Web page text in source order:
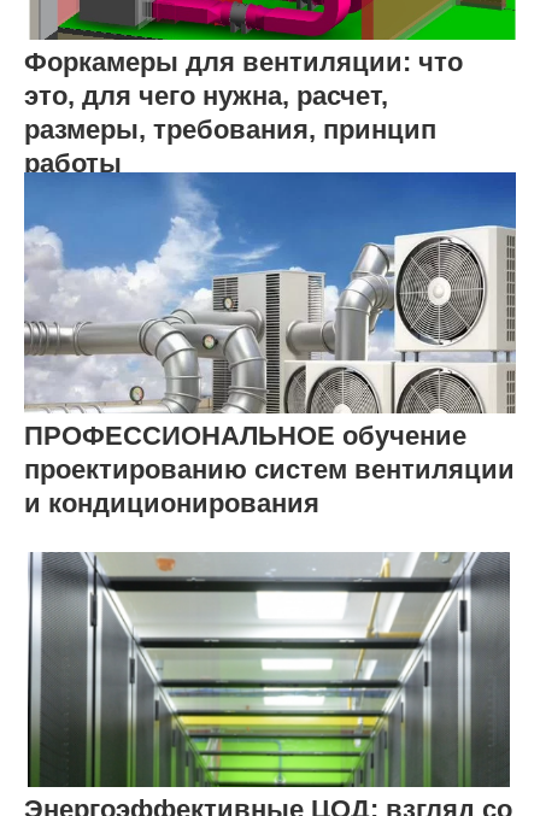
Форкамеры для вентиляции: что
это, для чего нужна, расчет,
размеры, требования, принцип
работы
ПРОФЕССИОНАЛЬНОЕ обучение
проектированию систем вентиляции
и кондиционирования
Энергоэффективные ЦОД: взгляд со